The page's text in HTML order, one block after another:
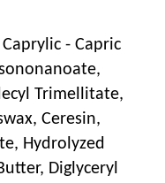
Caprylic - Capric
Trimellitate,
Ceresin,
Hydrolyzed
Diglyceryl